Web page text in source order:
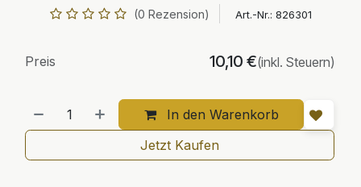
(0 Rezension) Art.-Nr.: 826301
In den Warenkorb
Preis 10,10 €(inkl. Steuern)
Jetzt Kaufen